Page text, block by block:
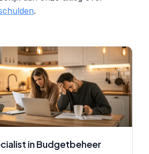
.
in Budgetbeheer